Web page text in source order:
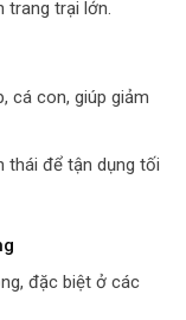
trang trại lớn.
cá con, giúp giảm
thái để tận dụng tối
đặc biệt ở các